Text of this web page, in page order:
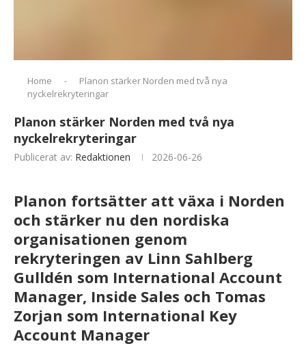
Home -
Planon stärker Norden med två nya
nyckelrekryteringar
Planon stärker Norden med två nya
nyckelrekryteringar
Publicerat av: Redaktionen 2026-06-26
Planon fortsätter att växa i Norden
och stärker nu den nordiska
organisationen genom
rekryteringen av Linn Sahlberg
Gulldén som International Account
Manager, Inside Sales och Tomas
Zorjan som International Key
Account Manager